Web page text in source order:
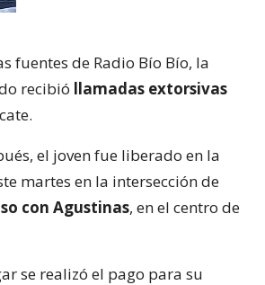
fuentes de Radio Bío Bío, la
recibió llamadas extorsivas
el joven fue liberado en la
martes en la intersección de
con Agustinas, en el centro de
se realizó el pago para su